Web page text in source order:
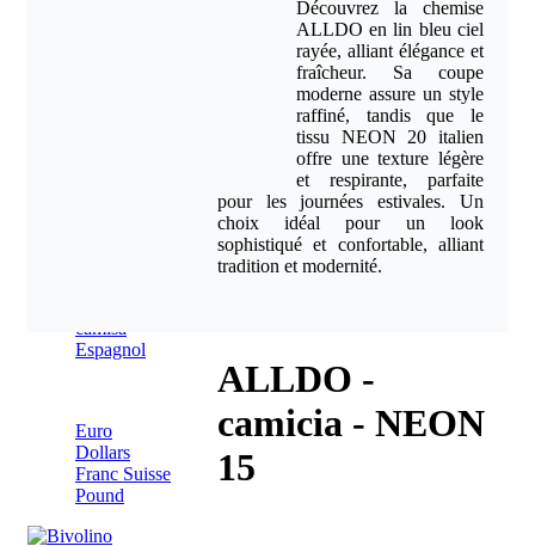
Espagnol
Euro
Dollars
Franc Suisse
Pound
modelli
Venditori
Brand
Ambassador
Di
contatto
Découvrez la chemise
ALLDO en lin bleu ciel
rayée, alliant élégance et
fraîcheur. Sa coupe
moderne assure un style
raffiné, tandis que le
tissu NEON 20 italien
offre une texture légère
et respirante, parfaite
pour les journées estivales. Un
choix idéal pour un look
sophistiqué et confortable, alliant
tradition et modernité.
ALLDO -
camicia - NEON
15